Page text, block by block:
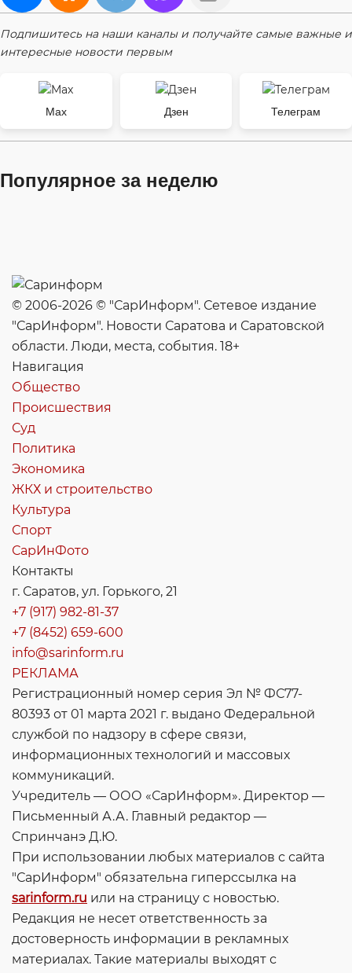
Подпишитесь на наши каналы и получайте самые важные и
интересные новости первым
Max Дзен Телеграм
Популярное за неделю
© 2006-2026 © "СарИнформ". Сетевое издание
"СарИнформ". Новости Саратова и Саратовской
области. Люди, места, события. 18+
Навигация
Общество
Происшествия
Суд
Политика
Экономика
ЖКХ и строительство
Культура
Спорт
СарИнФото
Контакты
г. Саратов, ул. Горького, 21
+7 (917) 982-81-37
+7 (8452) 659-600
info@sarinform.ru
РЕКЛАМА
Регистрационный номер серия Эл № ФС77-
80393 от 01 марта 2021 г. выдано Федеральной
службой по надзору в сфере связи,
информационных технологий и массовых
коммуникаций.
Учредитель — ООО «СарИнформ». Директор —
Письменный А.А. Главный редактор —
Спринчанэ Д.Ю.
При использовании любых материалов с сайта
"СарИнформ" обязательна гиперссылка на
sarinform.ru или на страницу с новостью.
Редакция не несет ответственность за
достоверность информации в рекламных
материалах. Такие материалы выходят с